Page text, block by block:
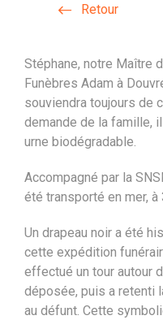
Retour
Stéphane, notre Maître
Funèbres Adam à
souviendra toujours de
demande de la famille,
urne biodégradable.
Accompagné par la
été transporté en mer,
Un drapeau noir a été
cette expédition
effectué un tour autour
déposée, puis a retenti
au défunt. Cette